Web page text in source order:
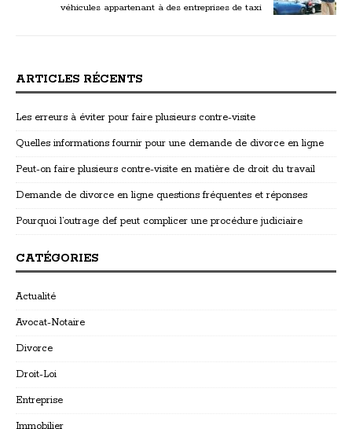
véhicules appartenant à des entreprises de taxi
ARTICLES RÉCENTS
Les erreurs à éviter pour faire plusieurs contre-visite
Quelles informations fournir pour une demande de divorce en ligne
Peut-on faire plusieurs contre-visite en matière de droit du travail
Demande de divorce en ligne questions fréquentes et réponses
Pourquoi l’outrage def peut complicer une procédure judiciaire
CATÉGORIES
Actualité
Avocat-Notaire
Divorce
Droit-Loi
Entreprise
Immobilier